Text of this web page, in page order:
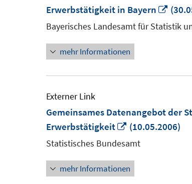
Erwerbstätigkeit in Bayern
In
Bayerisches Landesamt für Statistik
mehr Informationen
Externer Link
Gemeinsames Datenangebot der
Erwerbstätigkeit
In
neuem
öffnen
(10.05.2006)
Statistisches Bundesamt
mehr Informationen